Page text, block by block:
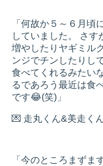
「何故か５～６月頃
していました。 さ
増やしたりヤギミル
ンジでチンしたりし
食べてくれるみたい
るであろう最近は食
です😂(笑)」
💌 走丸くん&美走く
「今のところまずま